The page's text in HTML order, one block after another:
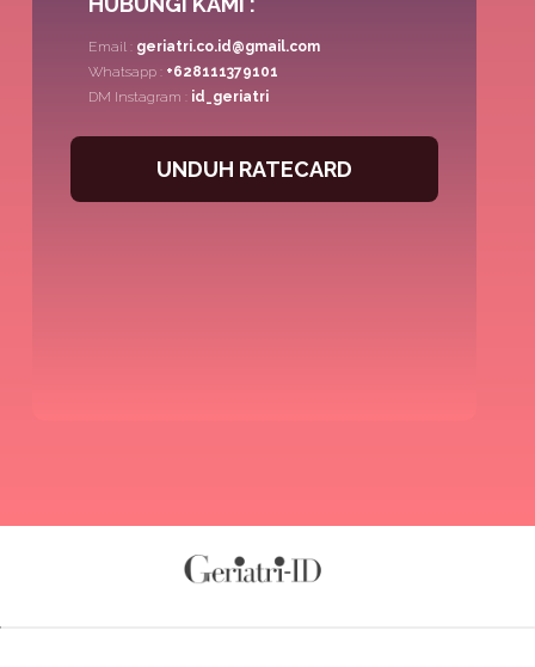
Email : geriatri.co.id@gmail.com
Whatsapp : +628111379101
DM Instagram : id_geriatri
UNDUH RATECARD